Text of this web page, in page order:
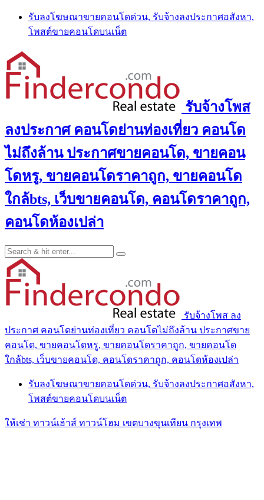
Skip
content
รับลงโฆษณาขายคอนโดด่วน, รับจ้างลงประกาศอสังหา,
โพสต์ขายคอนโดบนเน็ต
รับจ้างโพส
ลงประกาศ คอนโดย่านท่องเที่ยว คอนโด
ไม่ถึงล้าน ประกาศขายคอนโด, ขายคอน
โดหรู, ขายคอนโดราคาถูก, ขายคอนโด
ใกล้bts, เว็บขายคอนโด, คอนโดราคาถูก,
คอนโดห้องเปล่า
รับจ้างโพส ลง
ประกาศ คอนโดย่านท่องเที่ยว คอนโดไม่ถึงล้าน ประกาศขาย
คอนโด, ขายคอนโดหรู, ขายคอนโดราคาถูก, ขายคอนโด
ใกล้bts, เว็บขายคอนโด, คอนโดราคาถูก, คอนโดห้องเปล่า
รับลงโฆษณาขายคอนโดด่วน, รับจ้างลงประกาศอสังหา,
โพสต์ขายคอนโดบนเน็ต
ให้เช่า ทาวน์เฮ้าส์ ทาวน์โฮม เขตบางขุนเทียน กรุงเทพ